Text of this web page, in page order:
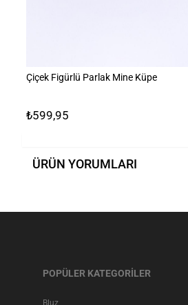
Çiçek Figürlü Parlak Mine Küpe
₺599,95
ÜRÜN YORUMLARI
POPÜLER KATEGORİLER
Bluz